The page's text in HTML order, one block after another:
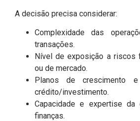
A decisão precisa considerar:
Complexidade das
transações.
Nível de exposição a riscos
ou de mercado.
Planos de crescimento
crédito/investimento.
Capacidade e expertise da
finanças.